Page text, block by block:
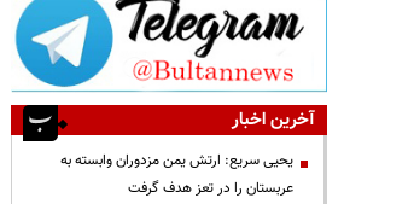
آخرین اخبار
یحیی سریع: ارتش یمن مزدوران وابسته به
عربستان را در تعز هدف گرفت